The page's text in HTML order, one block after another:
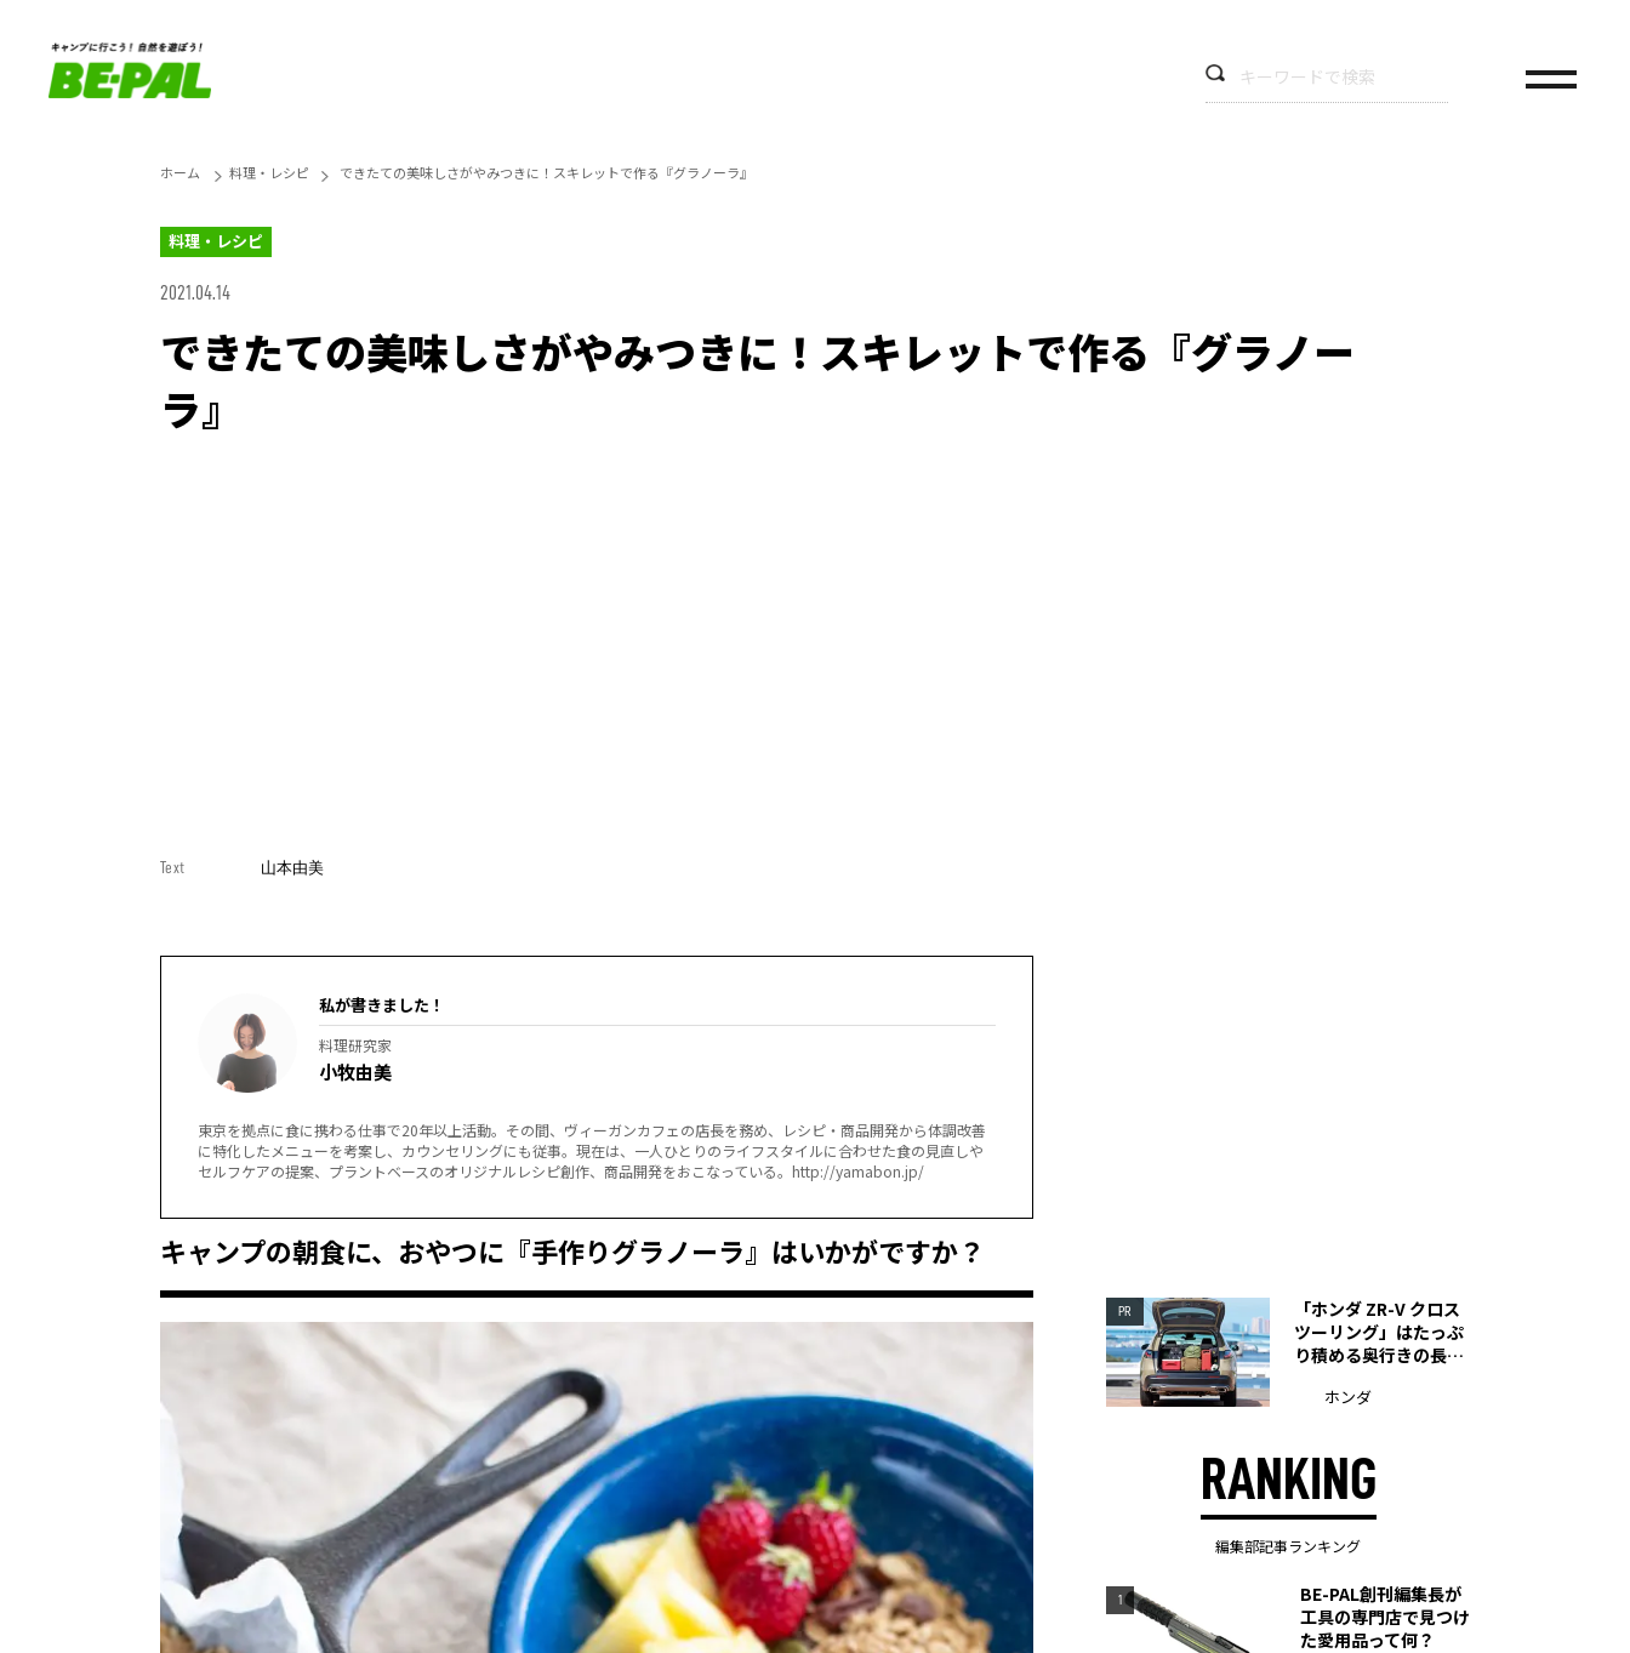
ホーム 料理・レシピ できたての美味しさがやみつきに！スキレットで作る『グラノーラ』
料理・レシピ
2021.04.14
できたての美味しさがやみつきに！スキレットで作る『グラノー
ラ』
Text 山本由美
私が書きました！
料理研究家
小牧由美
東京を拠点に食に携わる仕事で20年以上活動。その間、ヴィーガンカフェの店長を務め、レシピ・商品開発から体調改善
に特化したメニューを考案し、カウンセリングにも従事。現在は、一人ひとりのライフスタイルに合わせた食の見直しや
セルフケアの提案、プラントベースのオリジナルレシピ創作、商品開発をおこなっている。http://yamabon.jp/
キャンプの朝食に、おやつに『手作りグラノーラ』はいかがですか？
PR
「ホンダ ZR-V クロス
ツーリング」はたっぷ
り積める奥行きの長い
ホンダ
RANKING
編集部記事ランキング
1
BE-PAL創刊編集長が
工具の専門店で見つけ
た愛用品って何？